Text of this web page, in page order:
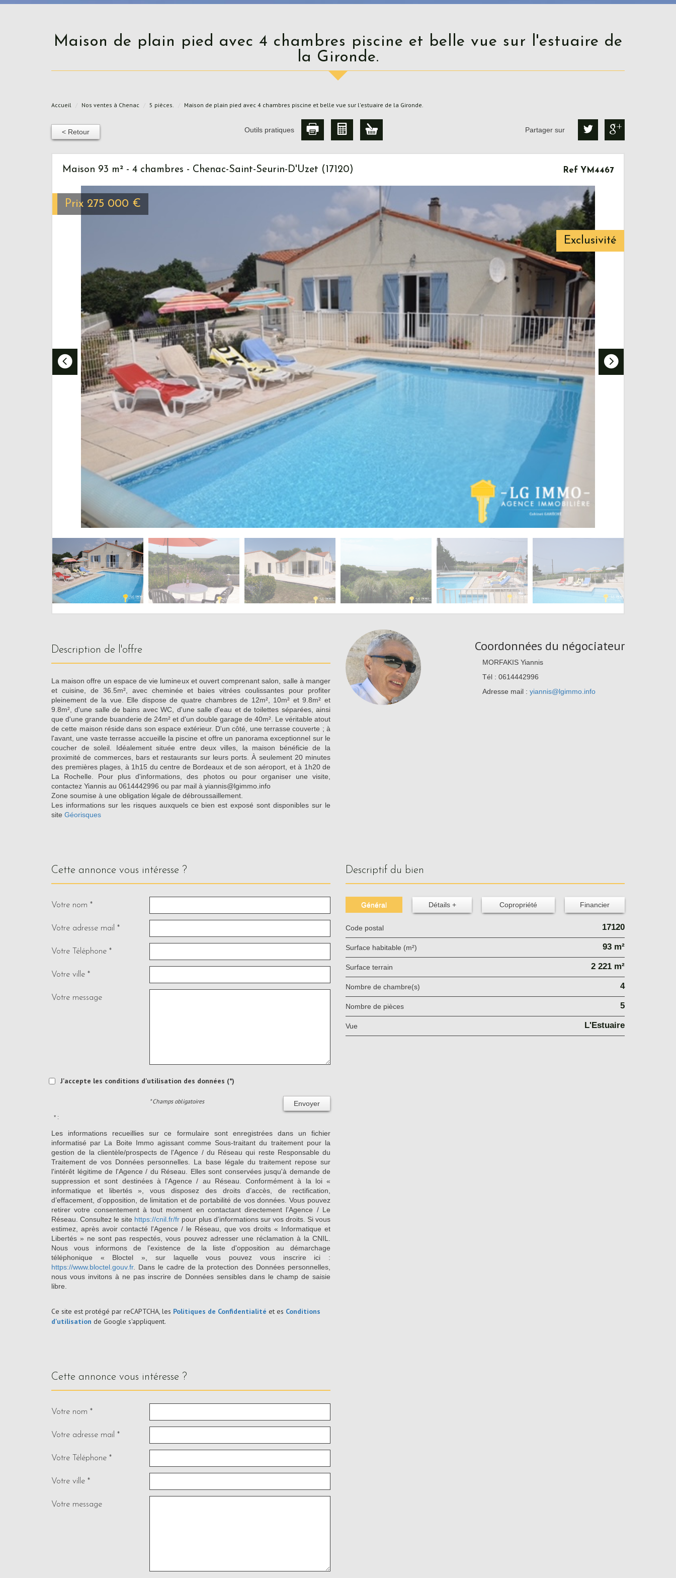
Maison de plain pied avec 4 chambres piscine et belle vue sur l'estuaire de
la Gironde.
Accueil Nos ventes à Chenac 5 pièces. Maison de plain pied avec 4 chambres piscine et belle vue sur l'estuaire de la Gironde.
< Retour Outils pratiques Partager sur
Exclusivité
Maison 93 m² - 4 chambres - Chenac-Saint-Seurin-D'Uzet (17120) Ref YM4467
Prix 275 000 €
description de l'offre
La maison offre un espace de vie lumineux et ouvert comprenant salon, salle à manger
et cuisine, de 36.5m², avec cheminée et baies vitrées coulissantes pour profiter
pleinement de la vue. Elle dispose de quatre chambres de 12m², 10m² et 9.8m² et
9.8m², d'une salle de bains avec WC, d'une salle d'eau et de toilettes séparées, ainsi
que d'une grande buanderie de 24m² et d'un double garage de 40m². Le véritable atout
de cette maison réside dans son espace extérieur. D'un côté, une terrasse couverte ; à
l'avant, une vaste terrasse accueille la piscine et offre un panorama exceptionnel sur le
coucher de soleil. Idéalement située entre deux villes, la maison bénéficie de la
proximité de commerces, bars et restaurants sur leurs ports. À seulement 20 minutes
des premières plages, à 1h15 du centre de Bordeaux et de son aéroport, et à 1h20 de
La Rochelle. Pour plus d'informations, des photos ou pour organiser une visite,
contactez Yiannis au 0614442996 ou par mail à yiannis@lgimmo.info
Zone soumise à une obligation légale de débroussaillement.
Les informations sur les risques auxquels ce bien est exposé sont disponibles sur le
site Géorisques
Coordonnées du négociateur
MORFAKIS Yiannis
Tél : 0614442996
Adresse mail : yiannis@lgimmo.info
cette annonce vous intéresse ?
Votre nom *
Votre adresse mail *
Votre Téléphone *
Votre ville *
Votre message
J'accepte les conditions d'utilisation des données (*)
Envoyer
* Champs obligatoires
* :
Les informations recueillies sur ce formulaire sont enregistrées dans un fichier
informatisé par La Boite Immo agissant comme Sous-traitant du traitement pour la
gestion de la clientèle/prospects de l'Agence / du Réseau qui reste Responsable du
Traitement de vos Données personnelles. La base légale du traitement repose sur
l'intérêt légitime de l'Agence / du Réseau. Elles sont conservées jusqu'à demande de
suppression et sont destinées à l'Agence / au Réseau. Conformément à la loi «
informatique et libertés », vous disposez des droits d’accès, de rectification,
d’effacement, d’opposition, de limitation et de portabilité de vos données. Vous pouvez
retirer votre consentement à tout moment en contactant directement l’Agence / Le
Réseau. Consultez le site https://cnil.fr/fr pour plus d’informations sur vos droits. Si vous
estimez, après avoir contacté l'Agence / le Réseau, que vos droits « Informatique et
Libertés » ne sont pas respectés, vous pouvez adresser une réclamation à la CNIL.
Nous vous informons de l’existence de la liste d'opposition au démarchage
téléphonique « Bloctel », sur laquelle vous pouvez vous inscrire ici :
https://www.bloctel.gouv.fr. Dans le cadre de la protection des Données personnelles,
nous vous invitons à ne pas inscrire de Données sensibles dans le champ de saisie
libre.
Ce site est protégé par reCAPTCHA, les Politiques de Confidentialité et es Conditions
d'utilisation de Google s'appliquent.
descriptif du bien
Général Détails + Copropriété Financier
Code postal 17120
Surface habitable (m²) 93 m²
surface terrain 2 221 m²
Nombre de chambre(s) 4
Nombre de pièces 5
Vue L'Estuaire
cette annonce vous intéresse ?
Votre nom *
Votre adresse mail *
Votre Téléphone *
Votre ville *
Votre message